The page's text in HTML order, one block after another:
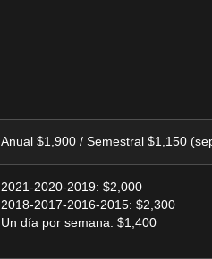
Anual $1,900/ Semestral $1,150
2021-2020-2019: $2,000
2018-2017-2016-2015: $2,300
Un día por semana: $1,400